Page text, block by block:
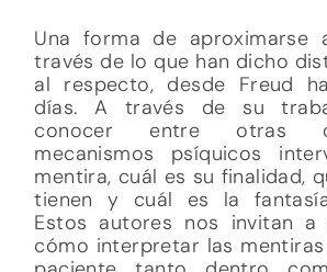
Una forma de aproximarse
través de lo que han dicho
al respecto, desde Freud
días. A través de su
conocer entre otras
mecanismos psíquicos
mentira, cuál es su finalidad,
tienen y cuál es la fantasía
Estos autores nos invitan a
cómo interpretar las